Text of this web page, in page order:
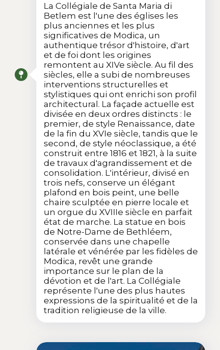
La Collégiale de Santa Maria di
Betlem est l'une des églises les
plus anciennes et les plus
significatives de Modica, un
authentique trésor d'histoire, d'art
et de foi dont les origines
remontent au XIVe siècle. Au fil des
siècles, elle a subi de nombreuses
interventions structurelles et
stylistiques qui ont enrichi son profil
architectural. La façade actuelle est
divisée en deux ordres distincts : le
premier, de style Renaissance, date
de la fin du XVIe siècle, tandis que le
second, de style néoclassique, a été
construit entre 1816 et 1821, à la suite
de travaux d'agrandissement et de
consolidation. L'intérieur, divisé en
trois nefs, conserve un élégant
plafond en bois peint, une belle
chaire sculptée en pierre locale et
un orgue du XVIIIe siècle en parfait
état de marche. La statue en bois
de Notre-Dame de Bethléem,
conservée dans une chapelle
latérale et vénérée par les fidèles de
Modica, revêt une grande
importance sur le plan de la
dévotion et de l'art. La Collégiale
représente l'une des plus hautes
expressions de la spiritualité et de la
tradition religieuse de la ville.